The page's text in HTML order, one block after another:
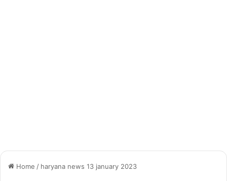
Home / haryana news 13 january 2023